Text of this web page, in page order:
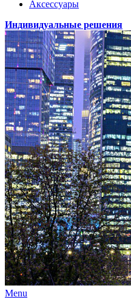
Аксессуары
Индивидуальные решения
Menu